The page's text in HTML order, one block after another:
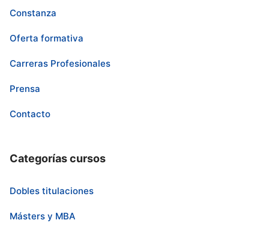
Constanza
Oferta formativa
Carreras Profesionales
Prensa
Contacto
Categorías cursos
Dobles titulaciones
Másters y MBA